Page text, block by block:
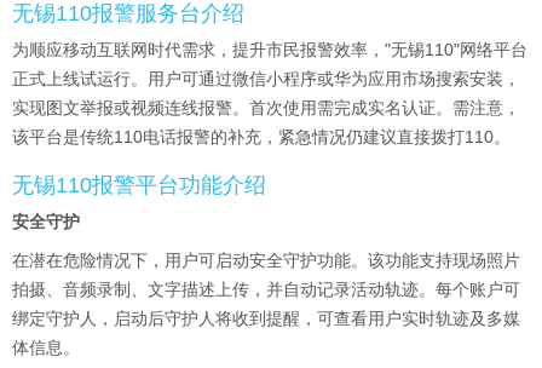
无锡110报警服务台介绍
为顺应移动互联网时代需求，提升市民报警效率，"无锡110"网络平台
正式上线试运行。用户可通过微信小程序或华为应用市场搜索安装，
实现图文举报或视频连线报警。首次使用需完成实名认证。需注意，
该平台是传统110电话报警的补充，紧急情况仍建议直接拨打110。
无锡110报警平台功能介绍
安全守护
在潜在危险情况下，用户可启动安全守护功能。该功能支持现场照片
拍摄、音频录制、文字描述上传，并自动记录活动轨迹。每个账户可
绑定守护人，启动后守护人将收到提醒，可查看用户实时轨迹及多媒
体信息。